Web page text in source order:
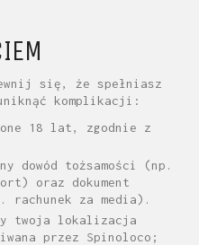
się, że spełniasz
komplikacji:
18 lat, zgodnie z
dowód tożsamości (np.
oraz dokument
rachunek za media).
twoja lokalizacja
przez Spinoloco;